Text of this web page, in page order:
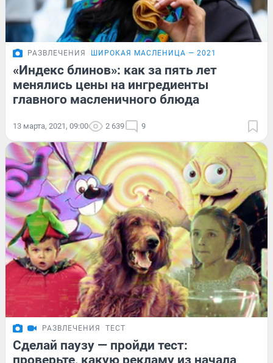
РАЗВЛЕЧЕНИЯ ШИРОКАЯ МАСЛЕНИЦА — 2021
«Индекс блинов»: как за пять лет
менялись цены на ингредиенты
главного масленичного блюда
13 марта, 2021, 09:00 2 639 9
РАЗВЛЕЧЕНИЯ ТЕСТ
Сделай паузу — пройди тест:
проверьте, какую рекламу из начала